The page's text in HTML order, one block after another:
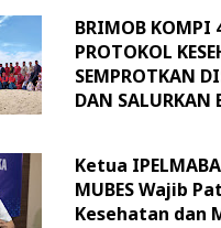
BRIMOB KOMPI
PROTOKOL
SEMPROTKAN
DAN SALURKAN
Ketua
MUBES Wajib
Kesehatan dan